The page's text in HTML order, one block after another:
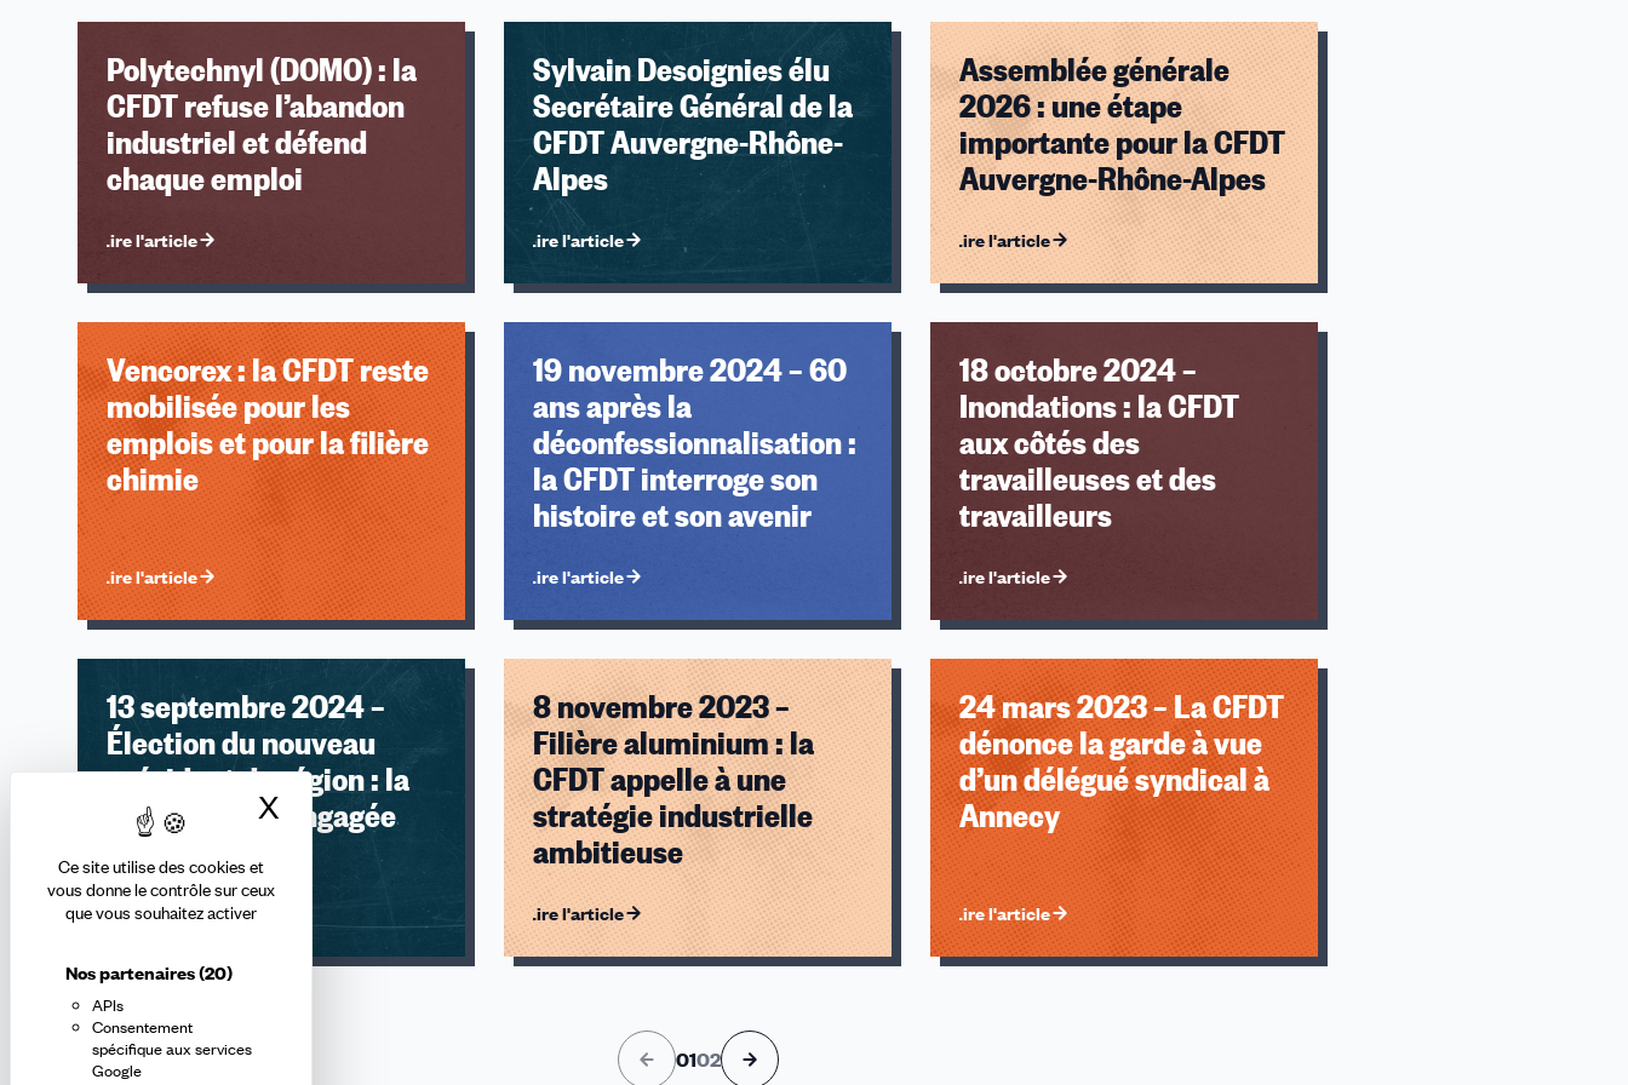
Ce site utilise des cookies et
vous donne le contrôle sur ceux
que vous souhaitez activer
Nos partenaires(20)
APIs
Consentement
spécifique aux services
Google
X Masquer le bandeau des cookies
Polytechnyl (DOMO) : la
CFDT refuse l’abandon
industriel et défend
chaque emploi
Lire l'article
Sylvain Desoignies élu
Secrétaire Général de la
CFDT Auvergne-Rhône-
Alpes
Lire l'article
Assemblée générale
2026 : une étape
importante pour la CFDT
Auvergne-Rhône-Alpes
Lire l'article
Vencorex : la CFDT reste
mobilisée pour les
emplois et pour la filière
chimie
Lire l'article
19 novembre 2024 – 60
ans après la
déconfessionnalisation :
la CFDT interroge son
histoire et son avenir
Lire l'article
18 octobre 2024 –
Inondations : la CFDT
aux côtés des
travailleuses et des
travailleurs
Lire l'article
13 septembre 2024 –
Élection du nouveau
président de région : la
CFDT libre et engagée
Lire l'article
8 novembre 2023 –
Filière aluminium : la
CFDT appelle à une
stratégie industrielle
ambitieuse
Lire l'article
24 mars 2023 – La CFDT
dénonce la garde à vue
d’un délégué syndical à
Annecy
Lire l'article
0102